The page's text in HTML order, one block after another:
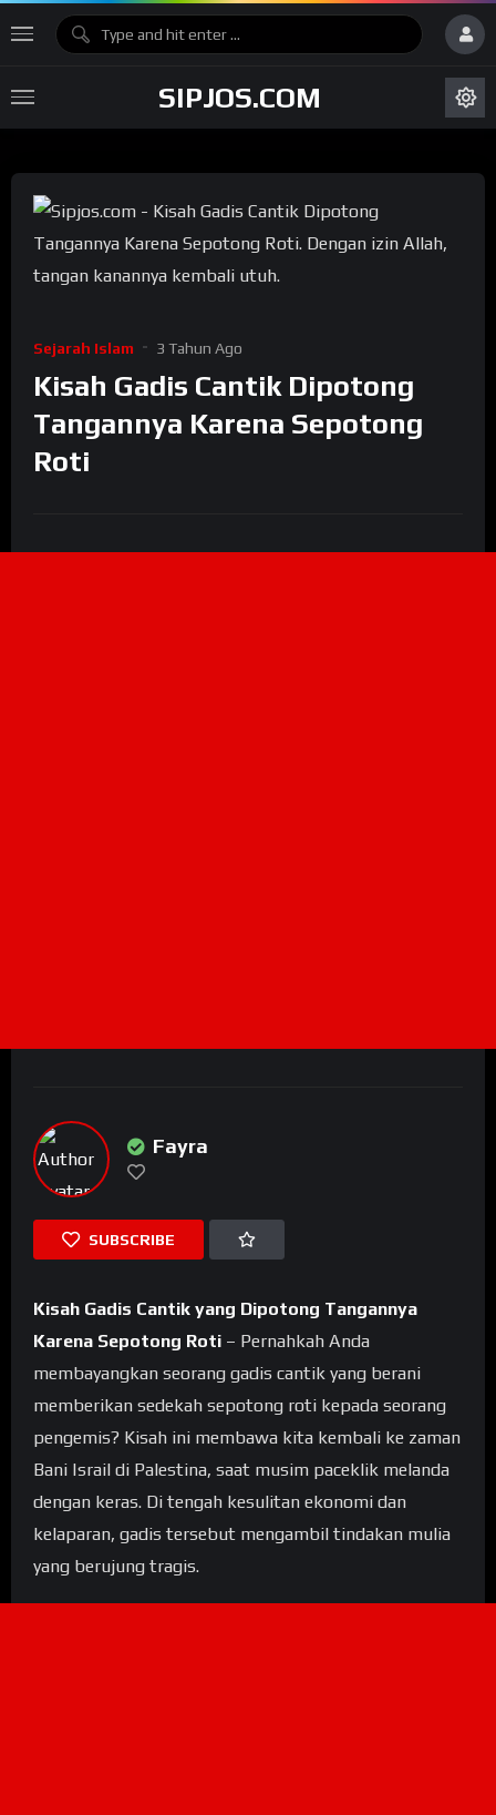
SIPJOS.COM
Sejarah Islam 3 Tahun Ago
Kisah Gadis Cantik Dipotong
Tangannya Karena Sepotong
Roti
Fayra
SUBSCRIBE
Kisah Gadis Cantik yang Dipotong Tangannya
Karena Sepotong Roti – Pernahkah Anda
membayangkan seorang gadis cantik yang berani
memberikan sedekah sepotong roti kepada seorang
pengemis? Kisah ini membawa kita kembali ke zaman
Bani Israil di Palestina, saat musim paceklik melanda
dengan keras. Di tengah kesulitan ekonomi dan
kelaparan, gadis tersebut mengambil tindakan mulia
yang berujung tragis.